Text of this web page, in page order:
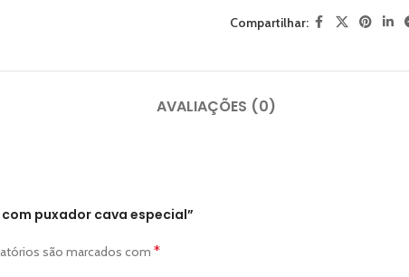
Compartilhar:
AVALIAÇÕES (0)
puxador cava especial”
são marcados com *